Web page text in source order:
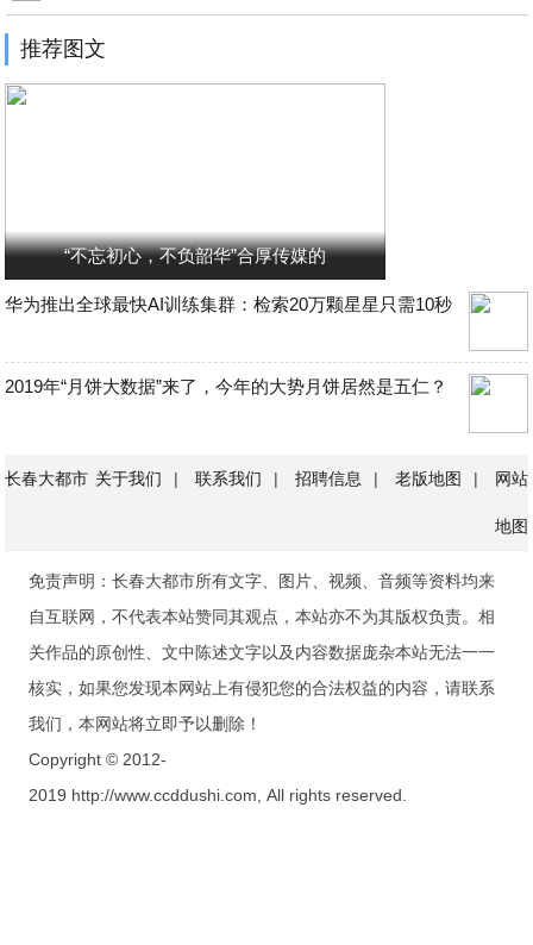
推荐图文
“不忘初心，不负韶华”合厚传媒的
华为推出全球最快AI训练集群：检索20万颗星星只需10秒
2019年“月饼大数据”来了，今年的大势月饼居然是五仁？
长春大都市 关于我们 | 联系我们 | 招聘信息 | 老版地图 | 网站
地图
免责声明：长春大都市所有文字、图片、视频、音频等资料均来
自互联网，不代表本站赞同其观点，本站亦不为其版权负责。相
关作品的原创性、文中陈述文字以及内容数据庞杂本站无法一一
核实，如果您发现本网站上有侵犯您的合法权益的内容，请联系
我们，本网站将立即予以删除！
Copyright © 2012-
2019 http://www.ccddushi.com, All rights reserved.